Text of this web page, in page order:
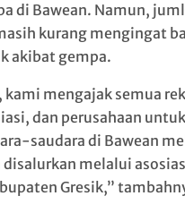
di Bawean. Namun,
kurang mengingat
akibat gempa.
kami mengajak semua
dan perusahaan untuk
saudara di Bawean
disalurkan melalui
Gresik,”